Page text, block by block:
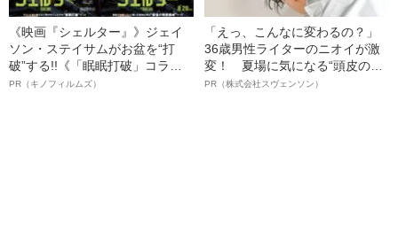
《映画『シェルター』》ジェイ
ソン・ステイサムがお盆を“打
破”する!!《「眠眠打破」コラ
ボ》
PR（キノフィルムズ）
「えっ、こんなに変わるの？」
36歳男性ライターのニオイが激
変！ 夏場に気になる“頭皮のニ
オイ”や“ベタつき”を解消す
PR（株式会社スヴェンソン）